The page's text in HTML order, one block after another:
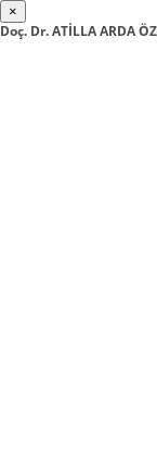
×
Doç. Dr. ATİLLA ARDA